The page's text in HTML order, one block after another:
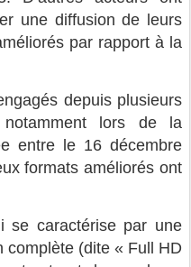
une diffusion de leurs
par rapport à la
depuis plusieurs
lors de la
entre le 16 décembre
formats améliorés ont
se caractérise par une
complète (dite « Full HD